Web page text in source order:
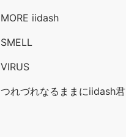
MORE iidash
SMELL
VIRUS
つれづれなるままにiidash君